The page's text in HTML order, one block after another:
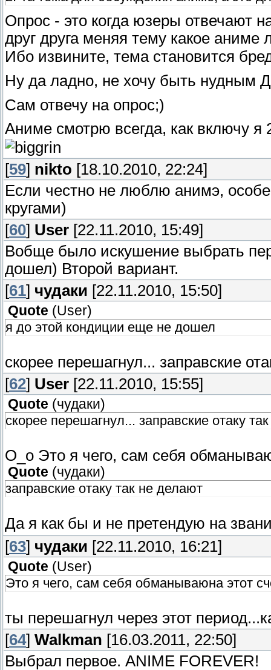
Опрос - это когда юзеры отвечают
друг друга меняя тему какое
Ибо извините, тема становится
Ну да ладно, не хочу быть нудным
Сам отвечу на опрос;)
Аниме смотрю всегда, как включу я
[59] nikto [18.10.2010, 22:24]
Если честно не люблю анимэ,
кругами)
[60] User [22.11.2010, 15:49]
Вобще было искушение выбрать
дошел) Второй вариант.
[61] чудаки [22.11.2010, 15:50]
Quote (User)
я до этой кондиции еще не дошел
скорее перешагнул... заправские
[62] User [22.11.2010, 15:55]
Quote (чудаки)
скорее перешагнул... заправские отаку
О_о Это я чего, сам себя
Quote (чудаки)
заправские отаку так не делают
Да я как бы и не претендую на
[63] чудаки [22.11.2010, 16:21]
Quote (User)
Это я чего, сам себя обманываюна этот
ты перешагнул через этот
[64] Walkman [16.03.2011, 22:50]
Выбрал первое. ANIME FOREVER!